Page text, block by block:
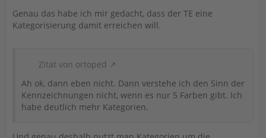
Genau das habe ich mir gedacht, dass der TE eine
Kategorisierung damit erreichen will.
Zitat von ortoped
Ah ok, dann eben nicht. Dann verstehe ich den Sinn der
Kennzeichnungen nicht, wenn es nur 5 Farben gibt. Ich
habe deutlich mehr Kategorien.